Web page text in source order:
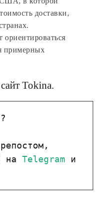
доставки,
примерных
Tokina.
на Telegram